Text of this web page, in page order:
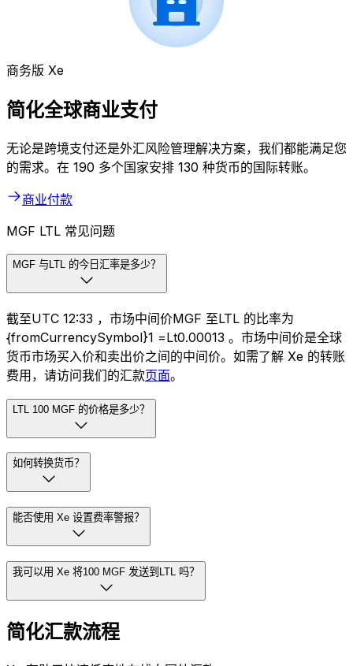
商务版 Xe
简化全球商业支付
无论是跨境支付还是外汇风险管理解决方案，我们都能满足您
的需求。在 190 多个国家安排 130 种货币的国际转账。
商业付款
MGF LTL 常见问题
MGF 与LTL 的今日汇率是多少？
截至UTC 12:33 ，市场中间价MGF 至LTL 的比率为
{fromCurrencySymbol}1 =Lt0.00013 。市场中间价是全球
货币市场买入价和卖出价之间的中间价。如需了解 Xe 的转账
费用，请访问我们的汇款页面。
LTL 100 MGF 的价格是多少？
如何转换货币？
能否使用 Xe 设置费率警报？
我可以用 Xe 将100 MGF 发送到LTL 吗？
简化汇款流程